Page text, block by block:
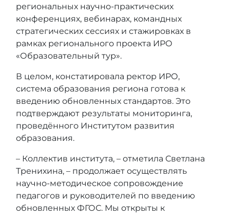
региональных научно-практических
конференциях, вебинарах, командных
стратегических сессиях и стажировках в
рамках регионального проекта ИРО
«Образовательный тур».
В целом, констатировала ректор ИРО,
система образования региона готова к
введению обновленных стандартов. Это
подтверждают результаты мониторинга,
проведённого Институтом развития
образования.
– Коллектив института, – отметила Светлана
Тренихина, – продолжает осуществлять
научно-методическое сопровождение
педагогов и руководителей по введению
обновленных ФГОС. Мы открыты к